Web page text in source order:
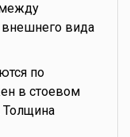
вида
по
в стоевом
Толщина